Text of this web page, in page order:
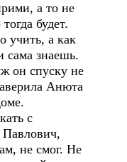
а то не
будет.
учить, а как
сама знаешь.
он спуску не
Анюта
с
не смог. Не